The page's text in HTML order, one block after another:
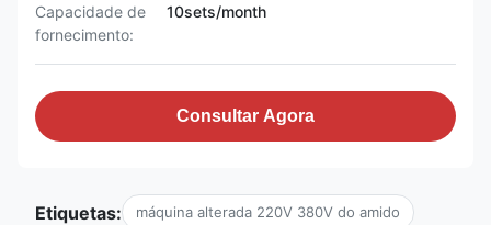
Capacidade de
fornecimento:
10sets/month
Consultar Agora
Etiquetas: máquina alterada 220V 380V do amido